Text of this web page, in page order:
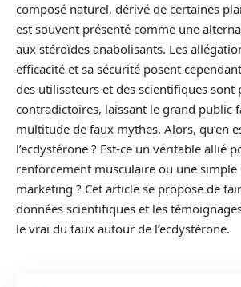
composé naturel, dérivé de certaines
est souvent présenté comme une
aux stéroïdes anabolisants. Les
efficacité et sa sécurité posent
des utilisateurs et des scientifiques sont
contradictoires, laissant le grand public
multitude de faux mythes. Alors, qu’en
l’ecdystérone ? Est-ce un véritable allié
renforcement musculaire ou une simple
marketing ? Cet article se propose de
données scientifiques et les
le vrai du faux autour de l’ecdystérone.